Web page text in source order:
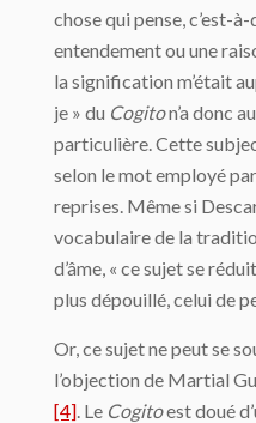
chose qui pense, c’est-
entendement ou une
la signification m’était
je » du Cogiton’a donc
particulière. Cette
selon le mot employé
reprises. Même si
vocabulaire de la
d’âme, « ce sujet se
plus dépouillé, celui de
Or, ce sujet ne peut se
l’objection de Martial
[4]. Le Cogitoest doué